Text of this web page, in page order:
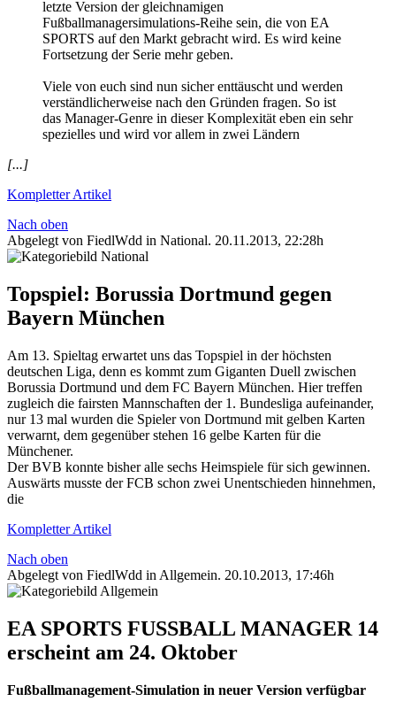
letzte Version der gleichnamigen
Fußballmanagersimulations-Reihe sein, die von EA
SPORTS auf den Markt gebracht wird. Es wird keine
Fortsetzung der Serie mehr geben.
Viele von euch sind nun sicher enttäuscht und werden
verständlicherweise nach den Gründen fragen. So ist
das Manager-Genre in dieser Komplexität eben ein sehr
spezielles und wird vor allem in zwei Ländern
[...]
Kompletter Artikel
Nach oben
Abgelegt von FiedlWdd in National. 20.11.2013, 22:28h
Topspiel: Borussia Dortmund gegen
Bayern München
Am 13. Spieltag erwartet uns das Topspiel in der höchsten
deutschen Liga, denn es kommt zum Giganten Duell zwischen
Borussia Dortmund und dem FC Bayern München. Hier treffen
zugleich die fairsten Mannschaften der 1. Bundesliga aufeinander,
nur 13 mal wurden die Spieler von Dortmund mit gelben Karten
verwarnt, dem gegenüber stehen 16 gelbe Karten für die
Münchener.
Der BVB konnte bisher alle sechs Heimspiele für sich gewinnen.
Auswärts musste der FCB schon zwei Unentschieden hinnehmen,
die
Kompletter Artikel
Nach oben
Abgelegt von FiedlWdd in Allgemein. 20.10.2013, 17:46h
EA SPORTS FUSSBALL MANAGER 14
erscheint am 24. Oktober
Fußballmanagement-Simulation in neuer Version verfügbar